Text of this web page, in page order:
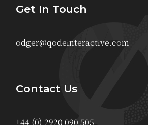
Get In Touch
odger@qodeinteractive.com
Contact Us
+44 (0) 2920 090 505